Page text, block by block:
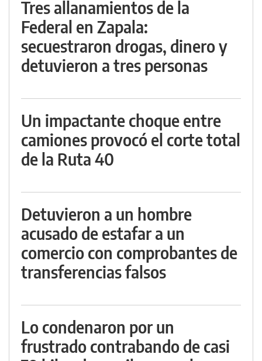
Tres allanamientos de la
Federal en Zapala:
secuestraron drogas, dinero y
detuvieron a tres personas
Un impactante choque entre
camiones provocó el corte total
de la Ruta 40
Detuvieron a un hombre
acusado de estafar a un
comercio con comprobantes de
transferencias falsos
Lo condenaron por un
frustrado contrabando de casi